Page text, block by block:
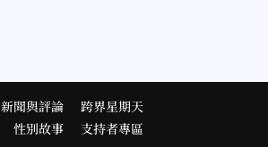
新聞與評論
跨界星期天
性別故事
支持者專區